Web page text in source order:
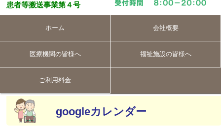
患者等搬送事業第４号
ホーム 会社概要
医療機関の皆様へ 福祉施設の皆様へ
ご利用料金
googleカレンダー